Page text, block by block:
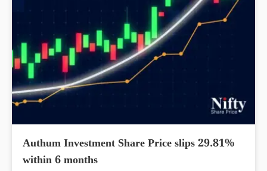
Authum Investment Share Price slips 29.81%
within 6 months